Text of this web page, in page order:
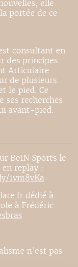
elle
portée de ce
consultant en
des principes
Articulaire
de plusieurs
le pied. Ce
ses recherches
avant-pied.
BeIN Sports le
replay :
1ym8vKa
dédié à
à Frédéric
n'est pas